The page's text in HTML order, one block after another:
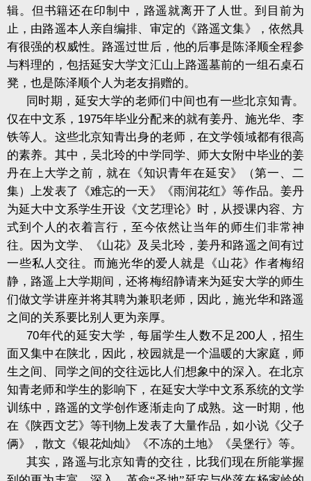
辑。但书籍还在印制中，路遥就离开了人世。到目前为
止，由路遥本人亲自编排、审定的《路遥文集》，依然具
有很强的权威性。路遥过世后，他的后事是陈泽顺全程参
与料理的，包括延安大学文汇山上路遥墓前的一组石桌石
凳，也是陈泽顺个人为老友捐赠的。
同时期，延安大学的老师们中间也有一些北京知青。
仅在中文系， 1975年毕业分配来的就有姜丹、施光华、李
铁等人。这些北京知青出身的老师，在文学领域都有很高
的素养。其中，吴北玲的中学同学、师大女附中毕业的姜
丹在上大学之前，就在《知识青年在延安》（第一、二
集）上发表了《难忘的一天》《雨润花红》等作品。姜丹
为延大中文系学生开设《文艺理论》时，从授课内容、方
式到个人的衣着言行，至今依然让当年的师生们非常神
往。因为文学、《山花》及吴北玲，姜丹和路遥之间有过
一些私人交往。而施光华的爱人就是《山花》作者梅绍
静，路遥上大学期间，还将梅绍静请来为延安大学的师生
们做文学讲座并将其聘为兼职老师，因此，施光华和路遥
之间的关系要比别人更为亲厚。
70年代的延安大学，每届学生人数不足200 人，招生
面又集中在陕北，因此，校园就是一个温暖的大家庭，师
生之间、同学之间的交往远比人们想象中的深入。在北京
知青老师和学生的影响下，在延安大学中文系系统的文学
训练中，路遥的文学创作逐渐走向了成熟。这一时期，他
在《陕西文艺》等刊物上发表了大量作品，如小说《父子
俩》，散文《银花灿灿》《不冻的土地》《吴堡行》等。
其实，路遥与北京知青的交往，比我们现在所能掌握